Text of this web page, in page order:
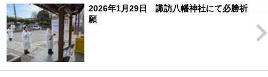
2026年1月29日 諏訪八幡神社にて必勝祈
願